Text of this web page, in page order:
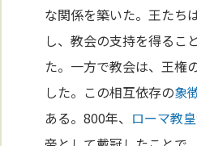
な関係を築いた。王たち
し、教会の支持を得るこ
た。一方で教会は、王権
した。この相互依存の象
ある。800年、 ローマ教皇